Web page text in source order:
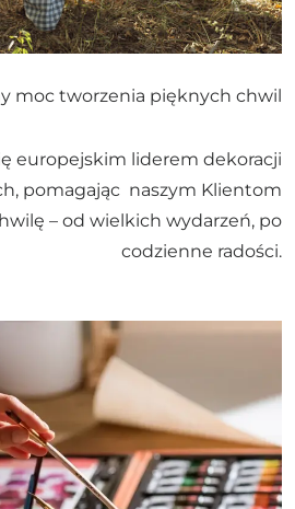
moc tworzenia pięknych chwil
europejskim liderem dekoracji
pomagając naszym Klientom
– od wielkich wydarzeń, po
codzienne radości.